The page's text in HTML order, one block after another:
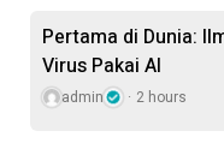
Pertama di Dunia:
Virus Pakai AI
admin 2 hours